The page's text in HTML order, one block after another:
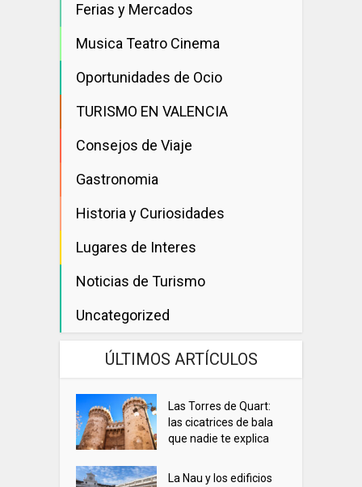
Ferias y Mercados
Musica Teatro Cinema
Oportunidades de Ocio
TURISMO EN VALENCIA
Consejos de Viaje
Gastronomia
Historia y Curiosidades
Lugares de Interes
Noticias de Turismo
Uncategorized
ÚLTIMOS ARTÍCULOS
Las Torres de Quart:
las cicatrices de bala
que nadie te explica
La Nau y los edificios